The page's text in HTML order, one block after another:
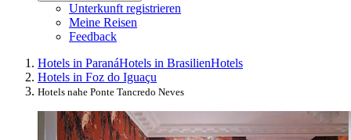
Unterkunft registrieren
Meine Reisen
Feedback
Hotels in ParanáHotels in BrasilienHotels
Hotels in Foz do Iguaçu
Hotels nahe Ponte Tancredo Neves